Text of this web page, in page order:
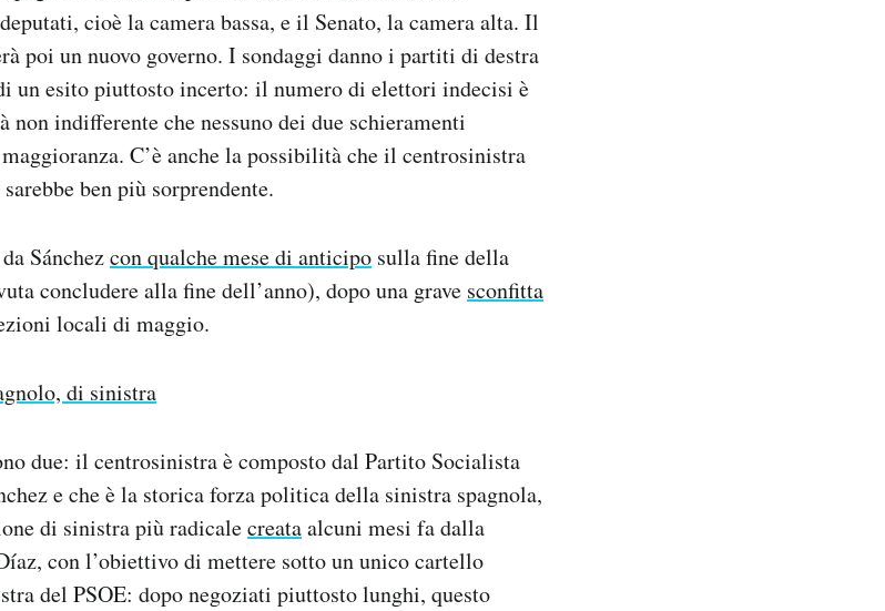
cioè la camera bassa, e il Senato, la camera alta. Il
poi un nuovo governo. I sondaggi danno i partiti di destra
un esito piuttosto incerto: il numero di elettori indecisi è
non indifferente che nessuno dei due schieramenti
C’è anche la possibilità che il centrosinistra
ben più sorprendente.
Sánchezcon qualche mese di anticipo sulla fine della
concludere alla fine dell’anno), dopo una grave sconfitta
locali di maggio.
di sinistra
due: il centrosinistra è composto dal Partito Socialista
e che è la storica forza politica della sinistra spagnola,
di sinistra più radicalecreataalcuni mesi fa dalla
con l’obiettivo di mettere sotto un unico cartello
del PSOE: dopo negoziati piuttosto lunghi, questo